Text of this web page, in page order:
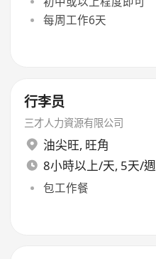
每周工作6天
行李员
三才人力資源有限公司
油尖旺, 旺角
8小時以上/天, 5天/週
包工作餐